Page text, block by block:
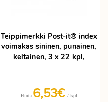
Teippimerkki Post-it® index
voimakas sininen, punainen,
keltainen, 3 x 22 kpl,
Hinta 6,53€ / kpl